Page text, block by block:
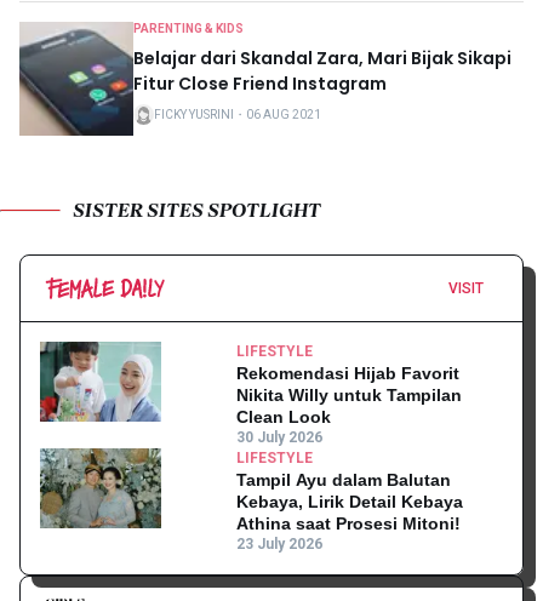
PARENTING & KIDS
Belajar dari Skandal Zara, Mari Bijak Sikapi
Fitur Close Friend Instagram
FICKY YUSRINI ・ 06 AUG 2021
SISTER SITES SPOTLIGHT
VISIT
LIFESTYLE
Rekomendasi Hijab Favorit
Nikita Willy untuk Tampilan
Clean Look
30 July 2026
LIFESTYLE
Tampil Ayu dalam Balutan
Kebaya, Lirik Detail Kebaya
Athina saat Prosesi Mitoni!
23 July 2026